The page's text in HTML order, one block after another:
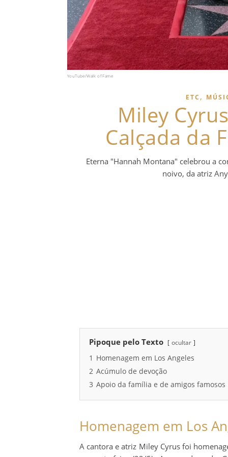
YouTube/Walk of Fame
ETC ,
Miley
Calçada da
Eterna "Hannah Montana" celebrou a
noivo, da atriz
Pipoque pelo Texto ocultar
1 Homenagem em Los Angeles
2 Acúmulo de devoção
3 Apoio da família e de amigos famosos
Homenagem em Los
A cantora e atriz Miley Cyrus foi